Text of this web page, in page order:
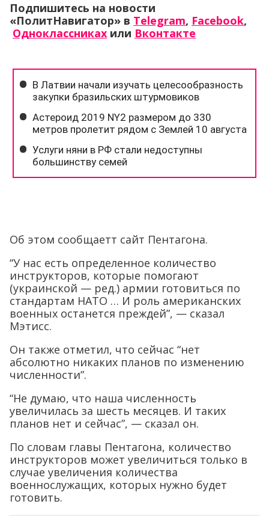
Подпишитесь на новости
«ПолитНавигатор» в Telegram, Facebook,
Одноклассниках или Вконтакте
Об этом сообщаетт сайт Пентагона.
“У нас есть определенное количество
инструкторов, которые помогают
(украинской — ред.) армии готовиться по
стандартам НАТО … И роль американских
военных останется преждей”, — сказал
Мэтисс.
Он также отметил, что сейчас “нет
абсолютно никаких планов по изменению
численности”.
“Не думаю, что наша численность
увеличилась за шесть месяцев. И таких
планов нет и сейчас”, — сказал он.
По словам главы Пентагона, количество
инструкторов может увеличиться только в
случае увеличения количества
военнослужащих, которых нужно будет
готовить.